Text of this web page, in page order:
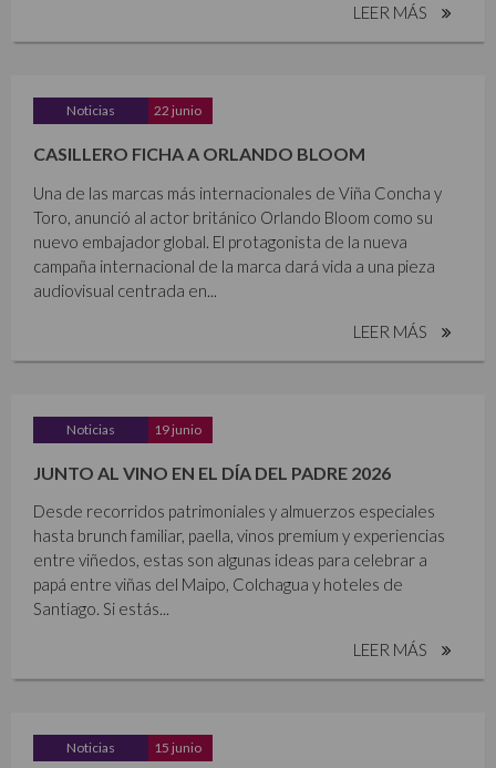
LEER MÁS
Noticias 22 junio
CASILLERO FICHA A ORLANDO BLOOM
Una de las marcas más internacionales de Viña Concha y
Toro, anunció al actor británico Orlando Bloom como su
nuevo embajador global. El protagonista de la nueva
campaña internacional de la marca dará vida a una pieza
audiovisual centrada en...
LEER MÁS
Noticias 19 junio
JUNTO AL VINO EN EL DÍA DEL PADRE 2026
Desde recorridos patrimoniales y almuerzos especiales
hasta brunch familiar, paella, vinos premium y experiencias
entre viñedos, estas son algunas ideas para celebrar a
papá entre viñas del Maipo, Colchagua y hoteles de
Santiago. Si estás...
LEER MÁS
Noticias 15 junio